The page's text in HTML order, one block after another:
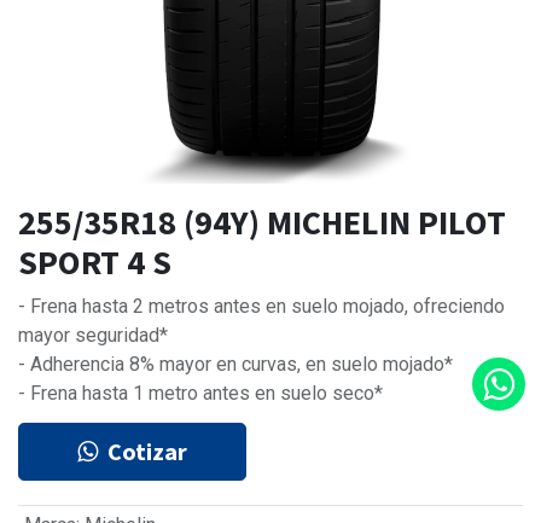
255/35R18 (94Y) MICHELIN PILOT
SPORT 4 S
- Frena hasta 2 metros antes en suelo mojado, ofreciendo
mayor seguridad*
- Adherencia 8% mayor en curvas, en suelo mojado*
- Frena hasta 1 metro antes en suelo seco*
Cotizar